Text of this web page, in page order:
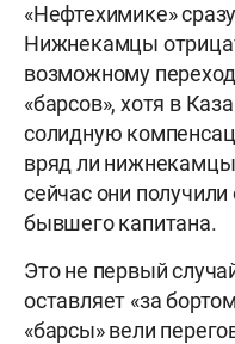
«Нефтехимике»
Нижнекамцы
возможному
«барсов», хотя в
солидную
вряд ли
сейчас они
бывшего капитана.
Это не первый
оставляет «за
«барсы» вели